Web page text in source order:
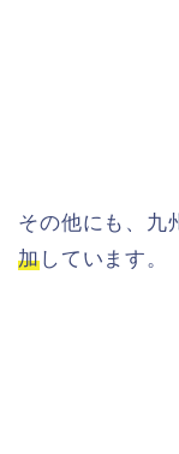
その他にも、九
加しています。